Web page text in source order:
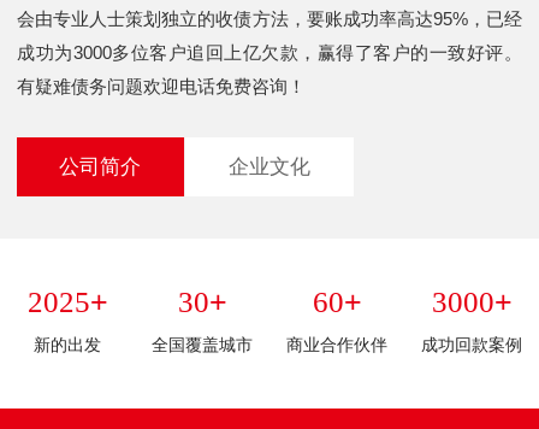
会由专业人士策划独立的收债方法，要账成功率高达95%，已经
成功为3000多位客户追回上亿欠款，赢得了客户的一致好评。
有疑难债务问题欢迎电话免费咨询！
公司简介 企业文化
2025+
新的出发
30+
全国覆盖城市
60+
商业合作伙伴
3000+
成功回款案例